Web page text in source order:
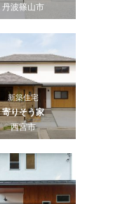
丹波篠山市
新築住宅
寄りそう家
西宮市